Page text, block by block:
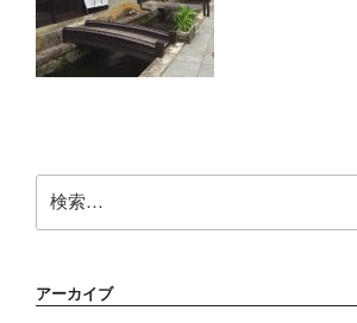
索:
アーカイブ